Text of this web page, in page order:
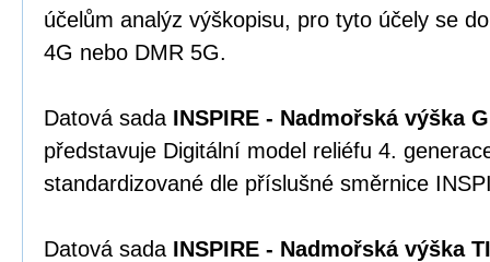
účelům analýz výškopisu, pro tyto účely se
4G nebo DMR 5G.
Datová sada INSPIRE - Nadmořská výška
představuje Digitální model reliéfu 4.
standardizované dle příslušné směrnice
Datová sada INSPIRE - Nadmořská výška